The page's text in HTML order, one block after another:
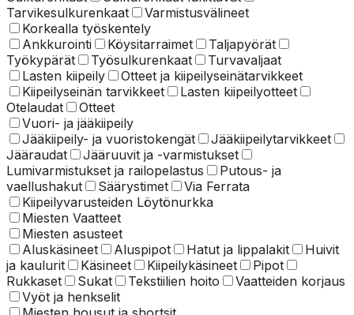
Tarvikesulkurenkaat
Varmistusvälineet
Korkealla työskentely
Ankkurointi
Köysitarraimet
Taljapyörät
Työkypärät
Työsulkurenkaat
Turvavaljaat
Lasten kiipeily
Otteet ja kiipeilyseinätarvikkeet
Kiipeilyseinän tarvikkeet
Lasten kiipeilyotteet
Otelaudat
Otteet
Vuori- ja jääkiipeily
Jääkiipeily- ja vuoristokengät
Jääkiipeilytarvikkeet
Jääraudat
Jääruuvit ja -varmistukset
Lumivarmistukset ja railopelastus
Putous- ja
vaellushakut
Säärystimet
Via Ferrata
Kiipeilyvarusteiden Löytönurkka
Miesten Vaatteet
Miesten asusteet
Aluskäsineet
Aluspipot Hatut ja lippalakit
Huivit
ja kaulurit
Käsineet Kiipeilykäsineet
Pipot
Rukkaset
Sukat Tekstiilien hoito
Vaatteiden korjaus
Vyöt ja henkselit